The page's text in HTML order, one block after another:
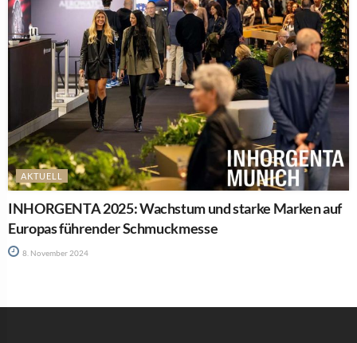
AKTUELL
INHORGENTA 2025: Wachstum und starke Marken auf
Europas führender Schmuckmesse
8. November 2024